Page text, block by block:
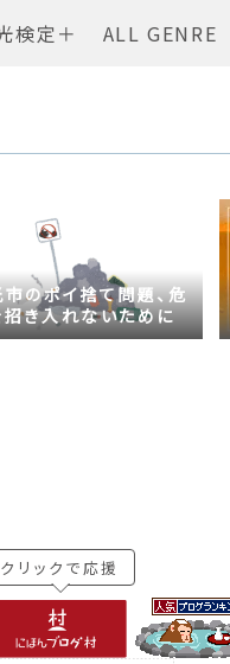
検定＋ ALL GENRE
のポイ捨て問題、危
招き入れないために
クリックで応援